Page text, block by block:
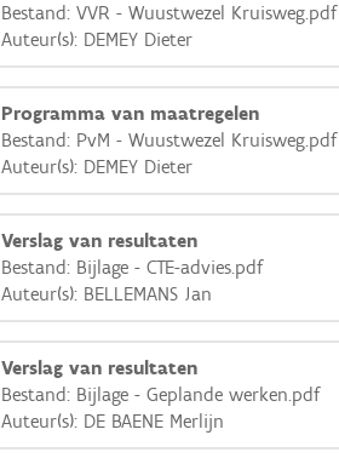
+ −
OSM-Basiskaart
Ortho
GRB-Basiskaart
GRB-Basiskaart in grijswaarden
Bestand: VVR - Wuustwezel Kruisweg.pdf
Auteur(s): DEMEY Dieter
Programma van maatregelen
Bestand: PvM - Wuustwezel Kruisweg.pdf
Auteur(s): DEMEY Dieter
Verslag van resultaten
Bestand: Bijlage - CTE-advies.pdf
Auteur(s): BELLEMANS Jan
Verslag van resultaten
Bestand: Bijlage - Geplande werken.pdf
Auteur(s): DE BAENE Merlijn